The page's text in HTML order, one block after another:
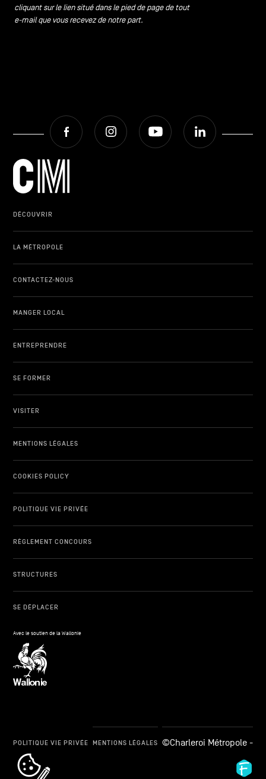
cliquant sur le lien situé dans le pied de page de tout
e-mail que vous recevez de notre part.
Facebook Instagram Youtube
DÉCOUVRIR
LA MÉTROPOLE
CONTACTEZ-NOUS
MANGER LOCAL
ENTREPRENDRE
SE FORMER
VISITER
MENTIONS LÉGALES
COOKIES POLICY
POLITIQUE VIE PRIVÉE
RÈGLEMENT CONCOURS
STRUCTURES
SE DÉPLACER
Avec le soutien de la Wallonie
cookie_notice_link
POLITIQUE VIE PRIVÉE MENTIONS LÉGALES ©Charleroi Métropole -